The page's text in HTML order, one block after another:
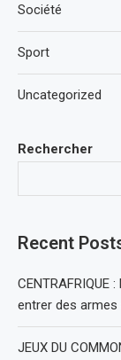
Rechercher
Recent
CENTRAFRIQUE
entrer des armes
JEUX DU
Société
Sport
Uncategorized